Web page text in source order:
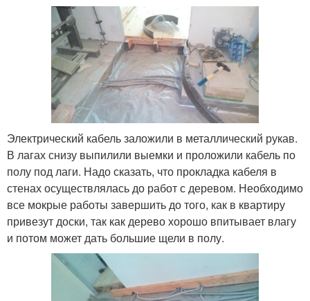
Электрический кабель заложили в металлический рукав.
В лагах снизу выпилили выемки и проложили кабель по
полу под лаги. Надо сказать, что прокладка кабеля в
стенах осуществлялась до работ с деревом. Необходимо
все мокрые работы завершить до того, как в квартиру
привезут доски, так как дерево хорошо впитывает влагу
и потом может дать большие щели в полу.